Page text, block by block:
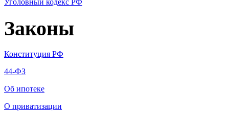
Законы
Конституция РФ
44-ФЗ
Об ипотеке
О приватизации